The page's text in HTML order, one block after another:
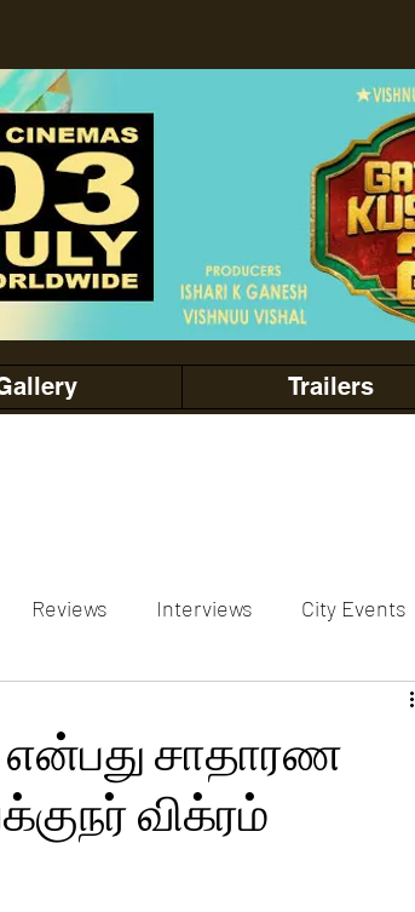
Trailers
Reviews Interviews City Events
actors gallery
என்பது சாதாரண
விக்ரம்